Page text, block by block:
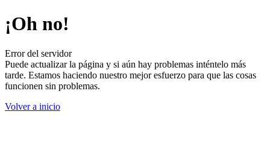
¡Oh no!
Error del servidor
Puede actualizar la página y si aún hay problemas inténtelo más
tarde. Estamos haciendo nuestro mejor esfuerzo para que las cosas
funcionen sin problemas.
Volver a inicio